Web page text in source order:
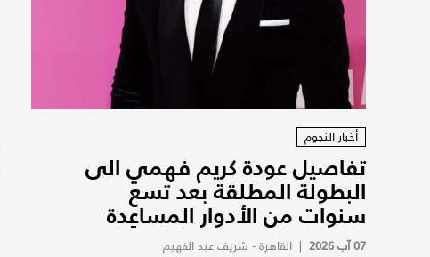
أخبار النجوم
تفاصيل عودة كريم فهمي الى
البطولة المطلقة بعد تسع
سنوات من الأدوار المساعِدة
07 آب 2026 | القاهرة - شريف عبد الفهيم